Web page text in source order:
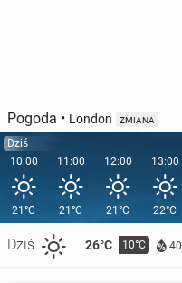
Pogoda • London ZMIANA
Dziś
10:00
21°C
Dziś 26°C 10°C 40
11:00
21°C
12:00
21°C
13:00
22°C